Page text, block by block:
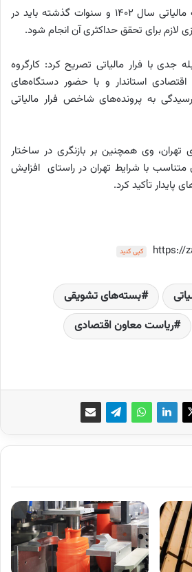
وی افزود: وصول معوقات مالیاتی سال ۱۴۰۲ و سنوات گذشته باید در
لازم برای تحقق حداکثری آن انجام شود.
جدی با فرار مالیاتی تصریح کرد: کارگروه
استاندار و با حضور دستگاه‌های
به پرونده‌های شاخص فرار مالیاتی
تهران، وی همچنین بر بازنگری در ساختار
متناسب با شرایط تهران در راستای افزایش
پایدار تأکید کرد.
https:// کپی کنید
بسته‌های تشویقی
ریاست معاون اقتصادی